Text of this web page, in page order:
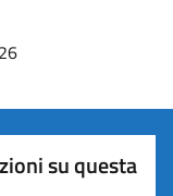
su questa